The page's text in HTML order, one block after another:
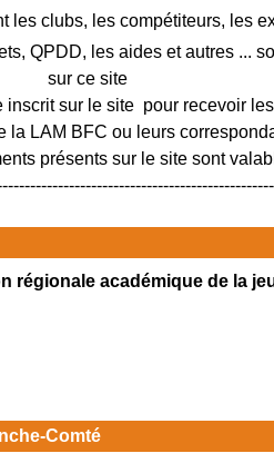
clubs, les compétiteurs, les
QPDD, les aides et autres ...
sur ce site
inscrit sur le site pour recevoir
la LAM BFC ou leurs
présents sur le site sont
régionale académique de la
Comté